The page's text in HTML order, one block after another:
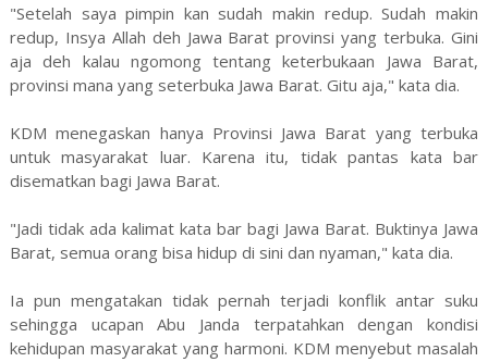
"Setelah saya pimpin kan sudah makin redup. Sudah makin
redup, Insya Allah deh Jawa Barat provinsi yang terbuka. Gini
aja deh kalau ngomong tentang keterbukaan Jawa Barat,
provinsi mana yang seterbuka Jawa Barat. Gitu aja," kata dia.
KDM menegaskan hanya Provinsi Jawa Barat yang terbuka
untuk masyarakat luar. Karena itu, tidak pantas kata bar
disematkan bagi Jawa Barat.
"Jadi tidak ada kalimat kata bar bagi Jawa Barat. Buktinya Jawa
Barat, semua orang bisa hidup di sini dan nyaman," kata dia.
Ia pun mengatakan tidak pernah terjadi konflik antar suku
sehingga ucapan Abu Janda terpatahkan dengan kondisi
kehidupan masyarakat yang harmoni. KDM menyebut masalah